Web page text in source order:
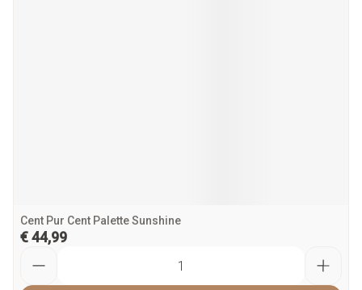
Cent Pur Cent Palette Sunshine
€ 44,99